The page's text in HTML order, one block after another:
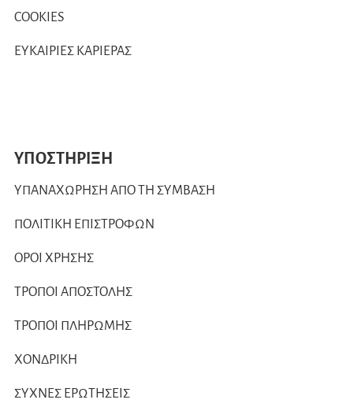
COOKIES
ΕΥΚΑΙΡΙΕΣ ΚΑΡΙΕΡΑΣ
ΥΠΟΣΤΗΡΙΞΗ
ΥΠΑΝΑΧΩΡΗΣΗ ΑΠΟ ΤΗ ΣΥΜΒΑΣΗ
ΠΟΛΙΤΙΚΗ ΕΠΙΣΤΡΟΦΩΝ
ΟΡΟΙ ΧΡΗΣΗΣ
ΤΡΟΠΟΙ ΑΠΟΣΤΟΛΗΣ
ΤΡΟΠΟΙ ΠΛΗΡΩΜΗΣ
ΧΟΝΔΡΙΚΗ
ΣΥΧΝΕΣ ΕΡΩΤΗΣΕΙΣ